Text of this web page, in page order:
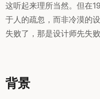
这听起来理所当然。但在
于人的疏忽，而非冷漠的
失败了，那是设计师先失败
背景